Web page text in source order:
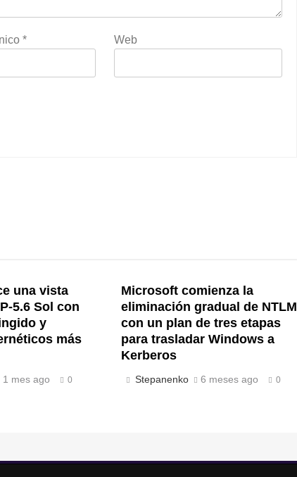
* Web
una vista
5.6 Sol con
y
más
1 mes ago 0
Microsoft comienza la
eliminación gradual de NTLM
con un plan de tres etapas
para trasladar Windows a
Kerberos
Stepanenko 6 meses ago 0